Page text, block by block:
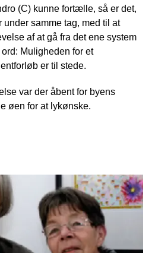
(C) kunne fortælle, så er det,
samme tag, med til at
af at gå fra det ene system
Muligheden for et
er til stede.
var der åbent for byens
øen for at lykønske.